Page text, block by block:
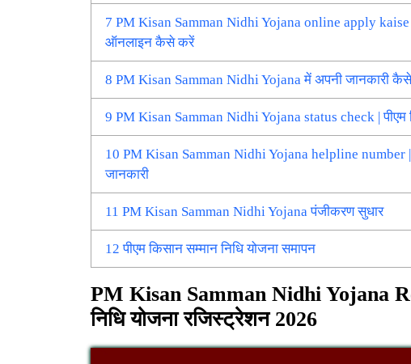
7 PM Kisan Samman Nidhi Yojana online apply kaise
ऑनलाइन कैसे करें
8 PM Kisan Samman Nidhi Yojana में अपनी जानकारी
9 PM Kisan Samman Nidhi Yojana status check | पीएम
10 PM Kisan Samman Nidhi Yojana helpline number |
जानकारी
11 PM Kisan Samman Nidhi Yojana पंजीकरण सुधार
12 पीएम किसान सम्मान निधि योजना समापन
PM Kisan Samman Nidhi Yojana
निधि योजनारजिस्ट्रेशन 2026